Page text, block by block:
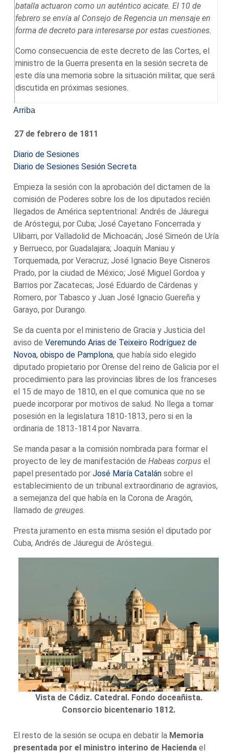
batalla actuaron como un auténtico acicate. El 10 de
febrero se envía al Consejo de Regencia un mensaje en
forma de decreto para interesarse por estas cuestiones.
Como consecuencia de este decreto de las Cortes, el
ministro de la Guerra presenta en la sesión secreta de
este día una memoria sobre la situación militar, que será
discutida en próximas sesiones.
Arriba
27 de febrero de 1811
Diario de Sesiones
Diario de Sesiones Sesión Secreta
Empieza la sesión con la aprobación del dictamen de la
comisión de Poderes sobre los de los diputados recién
llegados de América septentrional: Andrés de Jáuregui
de Aróstegui, por Cuba; José Cayetano Foncerrada y
Ulibarri, por Valladolid de Michoacán; José Simeón de Uría
y Berrueco, por Guadalajara; Joaquín Maniau y
Torquemada, por Veracruz; José Ignacio Beye Cisneros
Prado, por la ciudad de México; José Miguel Gordoa y
Barrios por Zacatecas; José Eduardo de Cárdenas y
Romero, por Tabasco y Juan José Ignacio Guereña y
Garayo, por Durango.
Se da cuenta por el ministerio de Gracia y Justicia del
aviso deVeremundo Arias de Teixeiro Rodríguez de
Novoa, obispo de Pamplona, que había sido elegido
diputado propietario por Orense del reino de Galicia por el
procedimiento para las provincias libres de los franceses
el 15 de mayo de 1810, en el que comunica que no se
puede incorporar por motivos de salud. No llega a tomar
posesión en la legislatura 1810-1813, pero si en la
ordinaria de 1813-1814 por Navarra.
Se manda pasar a la comisión nombrada para formar el
proyecto de ley de manifestación deHabeas corpus el
papel presentado porJosé María Catalán sobre el
establecimiento de un tribunal extraordinario de agravios,
a semejanza del que había en la Corona de Aragón,
llamado degreuges
Presta juramento en esta misma sesión el diputado por
Cuba, Andrés de Jáuregui de Aróstegui.
Vista de Cádiz. Catedral. Fondo doceañista.
Consorcio bicentenario 1812.
El resto de la sesión se ocupa en debatir la Memoria
presentada por el ministro interino de Hacienda el